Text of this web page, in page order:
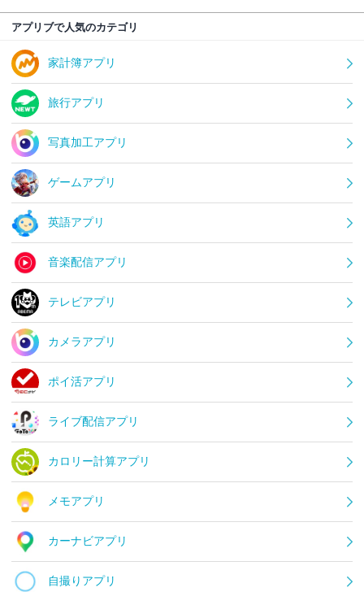
アプリブで人気のカテゴリ
家計簿アプリ
旅行アプリ
写真加工アプリ
ゲームアプリ
英語アプリ
音楽配信アプリ
テレビアプリ
カメラアプリ
ポイ活アプリ
ライブ配信アプリ
カロリー計算アプリ
メモアプリ
カーナビアプリ
自撮りアプリ